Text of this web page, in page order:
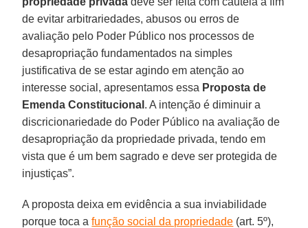
de evitar arbitrariedades, abusos ou erros de
avaliação pelo Poder Público nos processos de
desapropriação fundamentados na simples
justificativa de se estar agindo em atenção ao
interesse social, apresentamos essa Proposta de
Emenda Constitucional . A intenção é diminuir a
discricionariedade do Poder Público na avaliação de
desapropriação da propriedade privada, tendo em
vista que é um bem sagrado e deve ser protegida de
injustiças”.
A proposta deixa em evidência a sua inviabilidade
porque toca afunção social da propriedade (art. 5º),